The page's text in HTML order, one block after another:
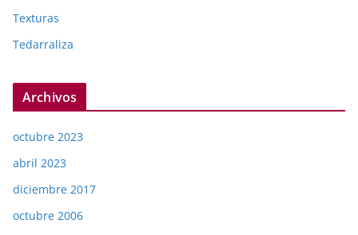
Texturas
Tedarraliza
Archivos
octubre 2023
abril 2023
diciembre 2017
octubre 2006